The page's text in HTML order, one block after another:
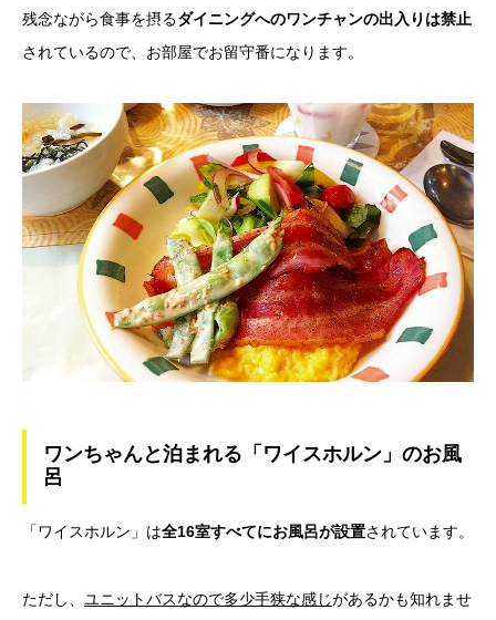
残念ながら食事を摂るダイニングへのワンチャンの出入りは禁止
されているので、お部屋でお留守番になります。
ワンちゃんと泊まれる「ワイスホルン」のお風
呂
「ワイスホルン」は全16室すべてにお風呂が設置されています。
ただし、 ユニットバスなので多少手狭な感じがあるかも知れませ